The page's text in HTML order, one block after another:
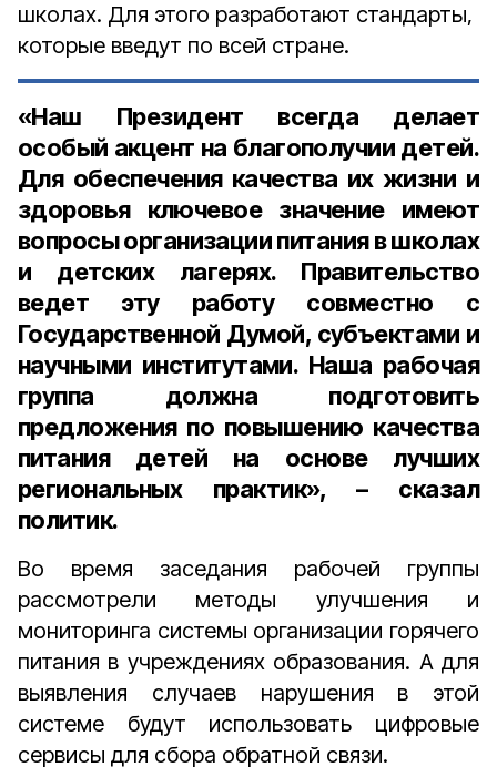
школах. Для этого разработают стандарты,
которые введут по всей стране.
«Наш Президент всегда делает
особый акцент на благополучии детей.
Для обеспечения качества их жизни и
здоровья ключевое значение имеют
вопросы организации питания в школах
и детских лагерях. Правительство
ведет эту работу совместно с
Государственной Думой, субъектами и
научными институтами. Наша рабочая
группа должна подготовить
предложения по повышению качества
питания детей на основе лучших
региональных практик», – сказал
политик.
Во время заседания рабочей группы
рассмотрели методы улучшения и
мониторинга системы организации горячего
питания в учреждениях образования. А для
выявления случаев нарушения в этой
системе будут использовать цифровые
сервисы для сбора обратной связи.